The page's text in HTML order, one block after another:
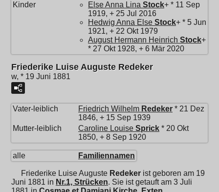
Kinder
Else Anna Lina Stock+ * 11 Sep
1919, + 25 Jul 2016
Hedwig Anna Else Stock+ * 5 Jun
1921, + 22 Okt 1979
August Hermann Heinrich Stock+
* 27 Okt 1928, + 6 Mär 2020
Friederike Luise Auguste Redeker
w, * 19 Juni 1881
Vater-leiblich Friedrich Wilhelm Redeker * 21 Dez
1846, + 15 Sep 1939
Mutter-leiblich
Caroline Louise Sprick * 20 Okt
1850, + 8 Sep 1920
alle Familiennamen
Friederike Luise Auguste Redeker ist geboren am 19
Juni 1881 in Nr.1, Strücken. Sie ist getauft am 3 Juli